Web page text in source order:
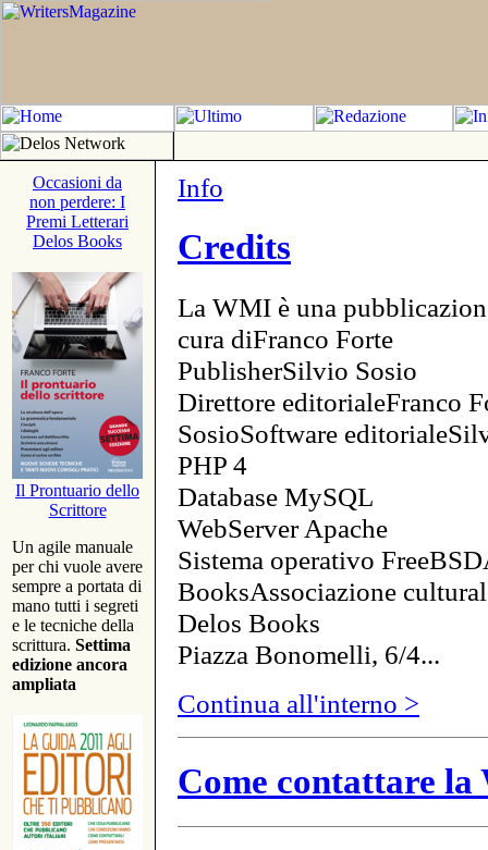
Occasioni da
non perdere: I
Premi Letterari
Delos Books
Il Prontuario dello
Scrittore
Un agile manuale
per chi vuole avere
sempre a portata di
mano tutti i segreti
e le tecniche della
scrittura. Settima
edizione ancora
ampliata
Info
Credits
La WMI è una
cura diFranco Forte
PublisherSilvio Sosio
Direttore editorialeFranco
SosioSoftware
PHP 4
Database MySQL
WebServer Apache
Sistema operativo
BooksAssociazione
Delos Books
Piazza Bonomelli, 6/4...
Continua all'interno >
Come contattare